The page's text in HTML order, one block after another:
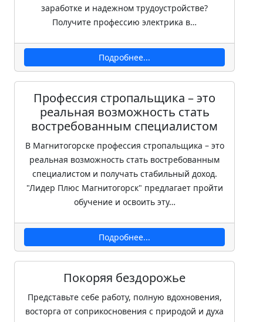
заработке и надежном трудоустройстве?
Получите профессию электрика в…
Подробнее...
Профессия стропальщика – это
реальная возможность стать
востребованным специалистом
В Магнитогорске профессия стропальщика – это
реальная возможность стать востребованным
специалистом и получать стабильный доход.
"Лидер Плюс Магнитогорск" предлагает пройти
обучение и освоить эту…
Подробнее...
Покоряя бездорожье
Представьте себе работу, полную вдохновения,
восторга от соприкосновения с природой и духа